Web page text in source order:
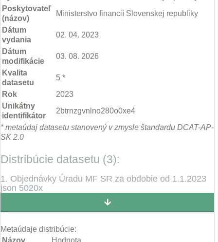
Poskytovateľ
(názov)
Ministerstvo financií Slovenskej republiky
Dátum
vydania
02. 04. 2023
Dátum
modifikácie
03. 08. 2026
Kvalita
datasetu
5 *
Rok
2023
Unikátny
identifikátor
2btrnzgvnlno280o0xe4
* metaúdaj datasetu stanovený v zmysle štandardu DCAT-AP-
SK 2.0
Distribúcie datasetu (3):
1. Objednávky Úradu MF SR za obdobie od 1.1.2023
json 5020x
Metaúdaje distribúcie:
Názov
Hodnota